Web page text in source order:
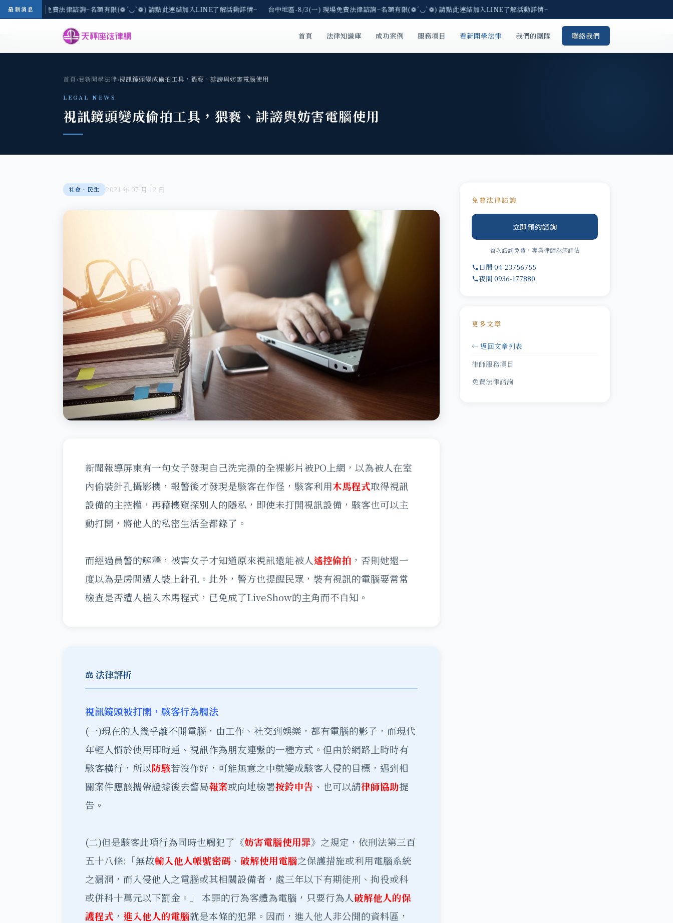
最新消息
3(一) 現場免費法律諮詢~名額有限(❁´◡`❁) 請點此連結加入LINE了解活動詳情~ 台中地區-8/3(一) 現場免費法律諮詢~名額有限(❁´◡`❁) 請點此連結加入LINE了解活動詳情~
首頁 法律知識庫 成功案例 服務項目 看新聞學法律 我們的團隊 聯絡我們
首頁›看新聞學法律›視訊鏡頭變成偷拍工具，猥褻、誹謗與妨害電腦使用
LEGAL NEWS
視訊鏡頭變成偷拍工具，猥褻、誹謗與妨害電腦使用
社會‧民生 2021 年 07 月 12 日
新聞報導屏東有一句女子發現自己洗完澡的全裸影片被PO上網，以為被人在室
內偷裝針孔攝影機，報警後才發現是駭客在作怪，駭客利用木馬程式取得視訊
設備的主控權，再藉機窺探別人的隱私，即使未打開視訊設備，駭客也可以主
動打開，將他人的私密生活全都錄了。
而經過員警的解釋，被害女子才知道原來視訊還能被人遙控偷拍 ，否則她還一
度以為是房間遭人裝上針孔。此外，警方也提醒民眾，裝有視訊的電腦要常常
檢查是否遭人植入木馬程式，已免成了LiveShow的主角而不自知。
⚖️ 法律評析
視訊鏡頭被打開，駭客行為觸法
(一)現在的人幾乎離不開電腦，由工作、社交到娛樂，都有電腦的影子，而現代
年輕人慣於使用即時通、視訊作為朋友連繫的一種方式。但由於網路上時時有
駭客横行，所以防駭若沒作好，可能無意之中就變成駭客入侵的目標，遇到相
關案件應該攜帶證據後去警局報案或向地檢署按鈴申告 、也可以請律師協助提
告。
(二)但是駭客此項行為同時也觸犯了《妨害電腦使用罪》之規定，依刑法第三百
五十八條:「無故輸入他人帳號密碼 、 破解使用電腦之保護措施或利用電腦系統
之漏洞，而入侵他人之電腦或其相關設備者，處三年以下有期徒刑、拘役或科
或併科十萬元以下罰金。」 本罪的行為客體為電腦，只要行為人破解他人的保
護程式 ， 進入他人的電腦就是本條的犯罪。因而，進入他人非公開的資料區，
免費法律諮詢
立即預約諮詢
首次諮詢免費，專業律師為您評估
日間 04-23756755
夜間 0936-177880
更多文章
← 返回文章列表
律師服務項目
免費法律諮詢